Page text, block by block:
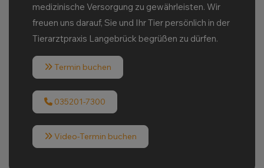
medizinische Versorgung zu gewährleisten. Wir
freuen uns darauf, Sie und Ihr Tier persönlich in der
Tierarztpraxis Langebrück begrüßen zu dürfen.
Termin buchen
035201-7300
Video-Termin buchen